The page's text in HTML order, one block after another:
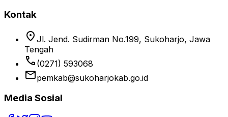
Kontak
location_on Jl. Jend. Sudirman No.199, Sukoharjo, Jawa
Tengah
phone (0271) 593068
emailpemkab@sukoharjokab.go.id
Media Sosial